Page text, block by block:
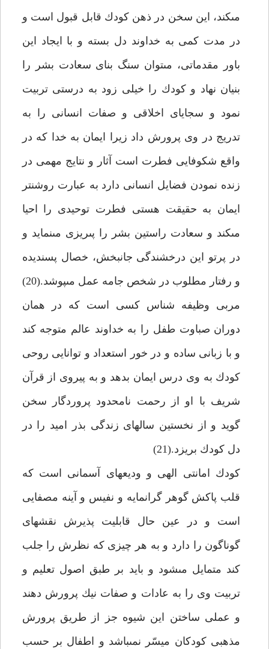
مى‏كند، اين سخن در ذهن كودك قابل قبول است و
در مدت كمى به خداوند دل بسته و با ايجاد اين
باور مقدماتى، مى‏توان سنگ بناى سعادت بشر را
بنيان نهاد و كودك را خيلى زود به درستى تربيت
نمود و سجاياى اخلاقى و صفات انسانى را به
تدريج در وى پرورش داد زيرا ايمان به خدا كه در
واقع شكوفايى فطرت است آثار و نتايج مهمى در
زنده نمودن فضايل انسانى دارد به عبارت روشن‏تر
ايمان به حقيقت هستى فطرت توحيدى را احيا
مى‏كند و سعادت راستين بشر را پى‏ريزى مى‏نمايد و
در پرتو اين درخشندگى جانبخش، خصال پسنديده
و رفتار مطلوب در شخص جامه عمل مى‏پوشد.(20)
مربى وظيفه شناس كسى است كه در همان
دوران صباوت طفل را به خداوند عالم متوجه كند
و با زبانى ساده و در خور استعداد و توانايى روحى
كودك به وى درس ايمان بدهد و به پيروى از قرآن
شريف با او از رحمت نامحدود پروردگار سخن
گويد و از نخستين سال‏هاى زندگى بذر اميد را در
دل كودك بريزد.(21)
كودك امانتى الهى و وديعه‏اى آسمانى است كه
قلب پاكش گوهر گرانمايه و نفيس و آينه مصفايى
است و در عين حال قابليت پذيرش نقش‏هاى
گوناگون را دارد و به هر چيزى كه نظرش را جلب
كند متمايل مى‏شود و بايد بر طبق اصول تعليم و
تربيت وى را به عادات و صفات نيك پرورش دهند
و عملى ساختن اين شيوه جز از طريق پرورش
مذهبى كودكان ميسّر نمى‏باشد و اطفال بر حسب